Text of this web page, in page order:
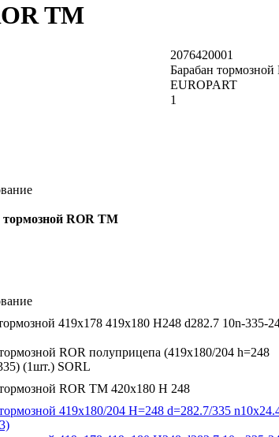
TM
2076420001
Барабан
EUROPART
1
тормозной ROR TM
419х178 419x180 H248 d282.7 10n-335-
ROR полуприцепа (419x180/204 h=248
(1шт.) SORL
ROR TM 420х180 H 248
419x180/204 H=248 d=282.7/335